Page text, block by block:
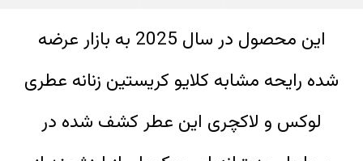
این محصول در سال 2025 به بازار عرضه
شده رایحه مشابه کلایو کریستین زنانه عطری
لوکس و لاکچری این عطر کشف شده در